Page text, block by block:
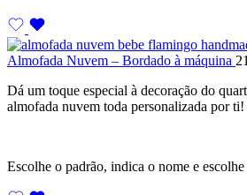
Almofada Nuvem – Bordado à máquina
Dá um toque especial à decoração do
almofada nuvem toda personalizada por ti!
Escolhe o padrão, indica o nome e